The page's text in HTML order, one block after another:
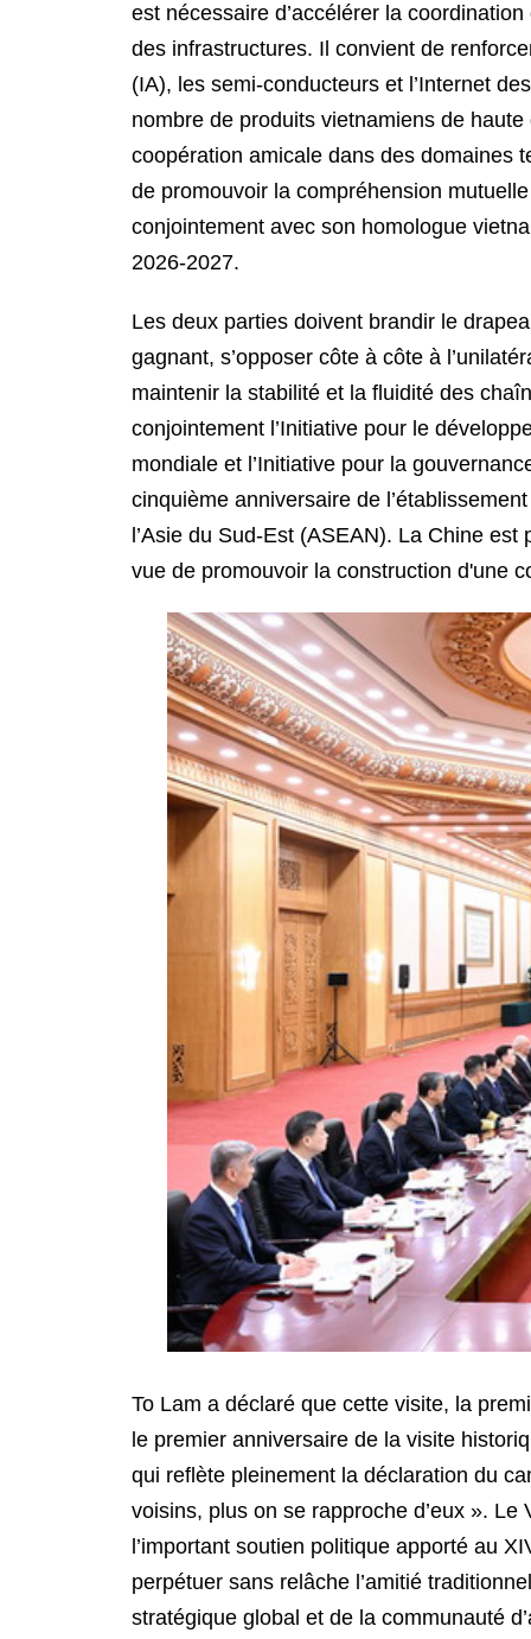
est nécessaire d’accélérer la
des infrastructures. Il convient de
(IA), les semi-conducteurs et l’Internet
nombre de produits vietnamiens de
coopération amicale dans des domaines
de promouvoir la compréhension
conjointement avec son homologue
2026-2027.
Les deux parties doivent brandir le
gagnant, s’opposer côte à côte à
maintenir la stabilité et la fluidité des
conjointement l’Initiative pour le
mondiale et l’Initiative pour la
cinquième anniversaire de
l’Asie du Sud-Est (ASEAN). La Chine
vue de promouvoir la construction d'une
To Lam a déclaré que cette visite, la
le premier anniversaire de la visite
qui reflète pleinement la déclaration du
voisins, plus on se rapproche d’eux ».
l’important soutien politique apporté au
perpétuer sans relâche l’amitié
stratégique global et de la communauté